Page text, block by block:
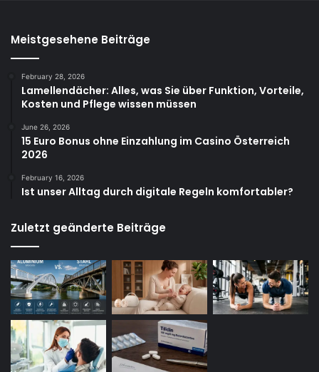
Meistgesehene Beiträge
February 28, 2026
Lamellendächer: Alles, was Sie über Funktion, Vorteile,
Kosten und Pflege wissen müssen
June 26, 2026
15 Euro Bonus ohne Einzahlung im Casino Österreich
2026
February 16, 2026
Ist unser Alltag durch digitale Regeln komfortabler?
Zuletzt geänderte Beiträge